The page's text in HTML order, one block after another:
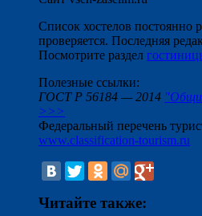
Список хостелов постоянно
проверяется. Последняя
Посмотрите раздел
Полезные ссылки:
ГОСТ Р 56184 — 2014
>>>
Федеральный перечень
www.classification-tourism.ru
Читайте также: